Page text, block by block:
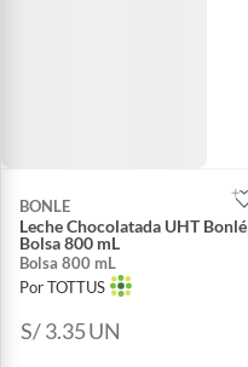
BONLE
Leche Chocolatada UHT Bonlé
Bolsa 800 mL
Bolsa 800 mL
Por TOTTUS
S/ 3.35UN